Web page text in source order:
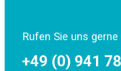
Rufen Sie uns gerne
+49 (0) 941